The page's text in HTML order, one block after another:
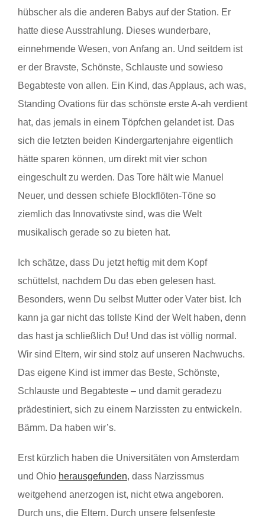
hübscher als die anderen Babys auf der Station. Er
hatte diese Ausstrahlung. Dieses wunderbare,
einnehmende Wesen, von Anfang an. Und seitdem ist
er der Bravste, Schönste, Schlauste und sowieso
Begabteste von allen. Ein Kind, das Applaus, ach was,
Standing Ovations für das schönste erste A-ah verdient
hat, das jemals in einem Töpfchen gelandet ist. Das
sich die letzten beiden Kindergartenjahre eigentlich
hätte sparen können, um direkt mit vier schon
eingeschult zu werden. Das Tore hält wie Manuel
Neuer, und dessen schiefe Blockflöten-Töne so
ziemlich das Innovativste sind, was die Welt
musikalisch gerade so zu bieten hat.
Ich schätze, dass Du jetzt heftig mit dem Kopf
schüttelst, nachdem Du das eben gelesen hast.
Besonders, wenn Du selbst Mutter oder Vater bist. Ich
kann ja gar nicht das tollste Kind der Welt haben, denn
das hast ja schließlich Du! Und das ist völlig normal.
Wir sind Eltern, wir sind stolz auf unseren Nachwuchs.
Das eigene Kind ist immer das Beste, Schönste,
Schlauste und Begabteste – und damit geradezu
prädestiniert, sich zu einem Narzissten zu entwickeln.
Bämm. Da haben wir’s.
Erst kürzlich haben die Universitäten von Amsterdam
und Ohio herausgefunden, dass Narzissmus
weitgehend anerzogen ist, nicht etwa angeboren.
Durch uns, die Eltern. Durch unsere felsenfeste